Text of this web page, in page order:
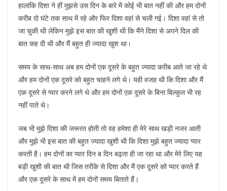
हालांकि दिशा ने हीं मुझसे उस दिन के बारे में कोई भी बात नहीं की और हम दोनों
करीब दो घंटे तक साथ में रहे और फिर दिशा वहां से चली गई। दिशा वहां से तो
जा चुकी थी लेकिन मुझे इस बात की खुशी थी कि मैंने दिशा से अपने दिल की
बात कह दी थी और मैं बहुत ही ज्यादा खुश था।
समय के साथ-साथ अब हम दोनों एक दूसरे के बहुत ज्यादा करीब आते जा रहे थे
और हम दोनों एक दूसरे को बहुत चाहने लगे थे। यही वजह थी कि दिशा और मैं
एक दूसरे से प्यार करने लगे थे और हम दोनों एक दूसरे के बिना बिल्कुल भी रह
नहीं पाते थे।
जब भी मुझे दिशा की जरूरत होती तो वह हमेशा ही मेरे साथ खड़ी नजर आती
और मुझे भी इस बात की बहुत ज्यादा खुशी थी कि दिशा मुझे बहुत ज्यादा प्यार
करती है। हम दोनों का प्यार दिन ब दिन बढ़ता ही जा रहा था और मेरे लिए यह
बड़ी खुशी की बात थी जिस तरीके से दिशा और मैं एक दूसरे को प्यार करते हैं
और एक दूसरे के साथ में हम दोनों समय बिताते हैं।